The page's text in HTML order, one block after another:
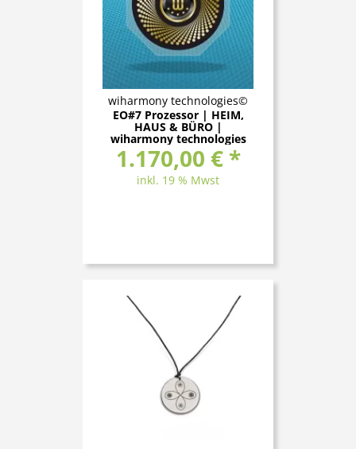
wiharmony technologies©
EO#7 Prozessor | HEIM,
HAUS & BÜRO |
wiharmony technologies
1.170,00 € *
inkl. 19 % Mwst